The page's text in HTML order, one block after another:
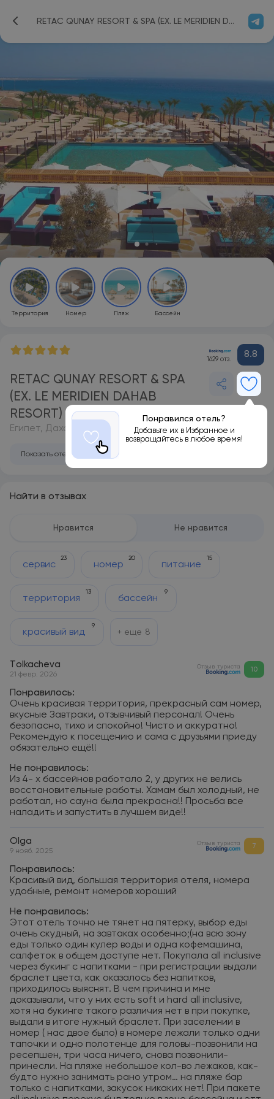
RETAC QUNAY RESORT & SPA (EX. LE MERIDIEN DAHAB RESORT) 5*
Территория Номер Пляж Бассейн
1629 отз. 8.8
RETAC QUNAY RESORT & SPA
(EX. LE MERIDIEN DAHAB
RESORT) 5*
Понравился отель?
Добавьте их в Избранное и
возвращайтесь в любое время!
Египет, Дахаб
Показать отель на карте
Найти в отзывах
Нравится Не нравится
сервис
23
номер
20
питание
15
территория
13
бассейн
9
красивый вид
9
+ еще 8
Тolkacheva
21 февр. 2026
Отзыв туриста 10
Понравилось:
Очень красивая территория, прекрасный сам номер,
вкусные Завтраки, отзывчивый персонал! Очень
безопасно, тихо и спокойно! Чисто и аккуратно!
Рекомендую к посещению и сама с друзьями приеду
обязательно ещё!!
Не понравилось:
Из 4- х бассейнов работало 2, у других не велись
восстановительные работы. Хамам был холодный, не
работал, но сауна была прекрасна!! Просьба все
наладить и запустить в лучшем виде!!
Olga
9 нояб. 2025
Отзыв туриста 7
Понравилось:
Красивый вид, большая территория отеля, номера
удобные, ремонт номеров хороший
Не понравилось:
Этот отель точно не тянет на пятерку, выбор еды
очень скудный, на завтаках особенно;(на всю зону
еды только один кулер воды и одна кофемашина,
салфеток в общем доступе нет. Покупала all inclusive
через букинг с напитками - при регистрации выдали
браслет цвета, как оказалось без напитков,
приходилось выяснят. В чем причина и мне
доказывали, что у них есть soft и hard all inclusive,
хотя на букинге такого различия нет в при покупке,
выдали в итоге нужный браслет. При заселении в
номер ( нас двое было) в номере лежали только одни
тапочки и одно полотенце для головы-позвонили на
ресепшен, три часа ничего, снова позвонили-
принесли. На пляже небольшое кол-во лежаков, как-
будто нужно занимать рано утром… на пляже бар
только с напитками, закусок никаких нет! При пакете